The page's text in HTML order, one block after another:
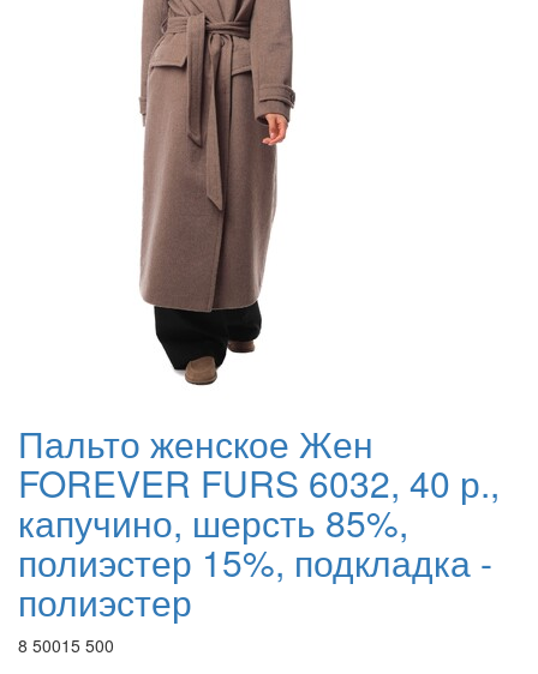
Пальто женское Жен
FOREVER FURS 6032, 40 р.,
капучино, шерсть 85%,
полиэстер 15%, подкладка -
полиэстер
8 50015 500